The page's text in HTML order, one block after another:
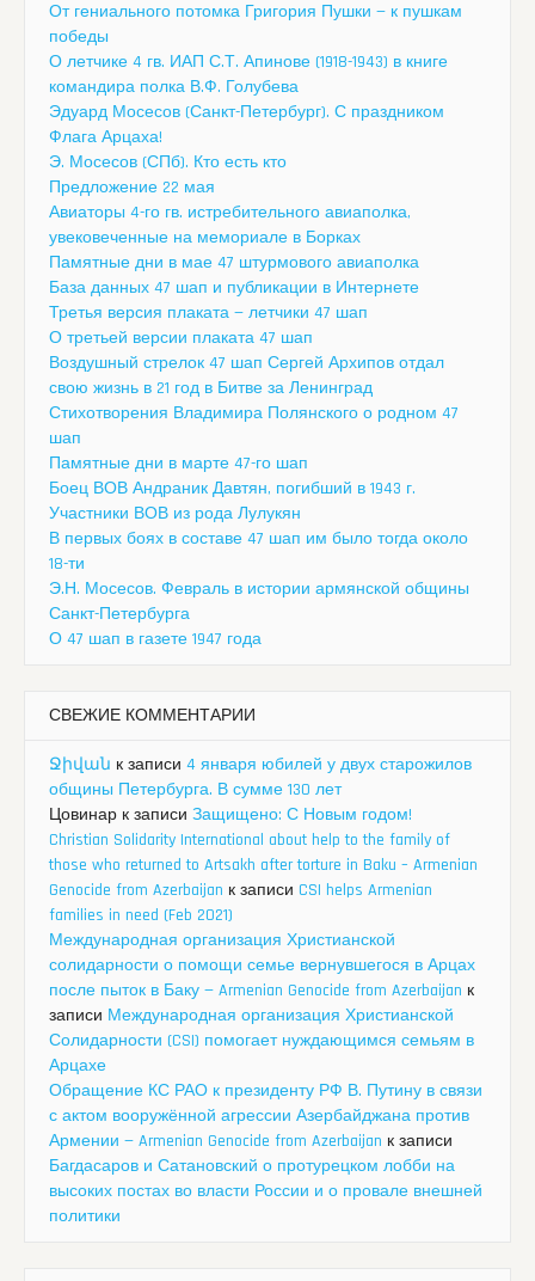
От гениального потомка Григория Пушки — к пушкам
победы
О летчике 4 гв. ИАП С.Т. Апинове (1918-1943) в книге
командира полка В.Ф. Голубева
Эдуард Мосесов (Санкт-Петербург). С праздником
Флага Арцаха!
Э. Мосесов (СПб). Кто есть кто
Предложение 22 мая
Авиаторы 4-го гв. истребительного авиаполка,
увековеченные на мемориале в Борках
Памятные дни в мае 47 штурмового авиаполка
База данных 47 шап и публикации в Интернете
Третья версия плаката — летчики 47 шап
О третьей версии плаката 47 шап
Воздушный стрелок 47 шап Сергей Архипов отдал
свою жизнь в 21 год в Битве за Ленинград
Стихотворения Владимира Полянского о родном 47
шап
Памятные дни в марте 47-го шап
Боец ВОВ Андраник Давтян, погибший в 1943 г.
Участники ВОВ из рода Лулукян
В первых боях в составе 47 шап им было тогда около
18-ти
Э.Н. Мосесов. Февраль в истории армянской общины
Санкт-Петербурга
О 47 шап в газете 1947 года
СВЕЖИЕ КОММЕНТАРИИ
Ջիվան к записи 4 января юбилей у двух старожилов
общины Петербурга. В сумме 130 лет
Цовинар к записи Защищено: С Новым годом!
Christian Solidarity International about help to the family of
those who returned to Artsakh after torture in Baku – Armenian
Genocide from Azerbaijan к записи CSI helps Armenian
families in need (Feb 2021)
Международная организация Христианской
солидарности о помощи семье вернувшегося в Арцах
после пыток в Баку — Armenian Genocide from Azerbaijan к
записи Международная организация Христианской
Солидарности (CSI) помогает нуждающимся семьям в
Арцахе
Обращение КС РАО к президенту РФ В. Путину в связи
с актом вооружённой агрессии Азербайджана против
Армении — Armenian Genocide from Azerbaijan к записи
Багдасаров и Сатановский о протурецком лобби на
высоких постах во власти России и о провале внешней
политики